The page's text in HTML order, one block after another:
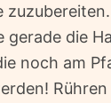
gerade die
noch am